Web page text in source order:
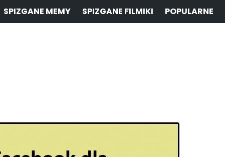
SPIZGANE MEMY SPIZGANE FILMIKI POPULARNE